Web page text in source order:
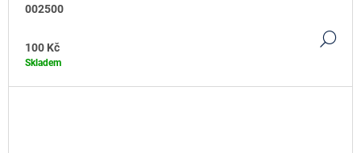
002500
100 Kč
Skladem